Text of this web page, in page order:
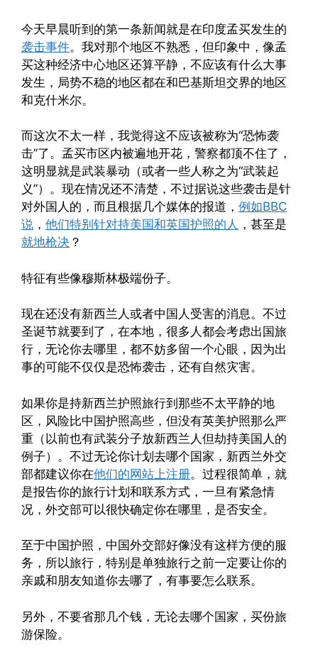
今天早晨听到的第一条新闻就是在印度孟买发生的
袭击事件。我对那个地区不熟悉，但印象中，像孟
买这种经济中心地区还算平静，不应该有什么大事
发生，局势不稳的地区都在和巴基斯坦交界的地区
和克什米尔。
而这次不太一样，我觉得这不应该被称为“恐怖袭
击”了。孟买市区内被遍地开花，警察都顶不住了，
这明显就是武装暴动（或者一些人称之为“武装起
义”）。现在情况还不清楚，不过据说这些袭击是针
对外国人的，而且根据几个媒体的报道， 例如BBC
说 ， 他们特别针对持美国和英国护照的人 ，甚至是
就地枪决 ？
特征有些像穆斯林极端份子。
现在还没有新西兰人或者中国人受害的消息。不过
圣诞节就要到了，在本地，很多人都会考虑出国旅
行，无论你去哪里，都不妨多留一个心眼，因为出
事的可能不仅仅是恐怖袭击，还有自然灾害。
如果你是持新西兰护照旅行到那些不太平静的地
区，风险比中国护照高些，但没有英美护照那么严
重（以前也有武装分子放新西兰人但劫持美国人的
例子）。不过无论你计划去哪个国家，新西兰外交
部都建议你在他们的网站上注册。过程很简单，就
是报告你的旅行计划和联系方式，一旦有紧急情
况，外交部可以很快确定你在哪里，是否安全。
至于中国护照，中国外交部好像没有这样方便的服
务，所以旅行，特别是单独旅行之前一定要让你的
亲戚和朋友知道你去哪了，有事要怎么联系。
另外，不要省那几个钱，无论去哪个国家，买份旅
游保险。